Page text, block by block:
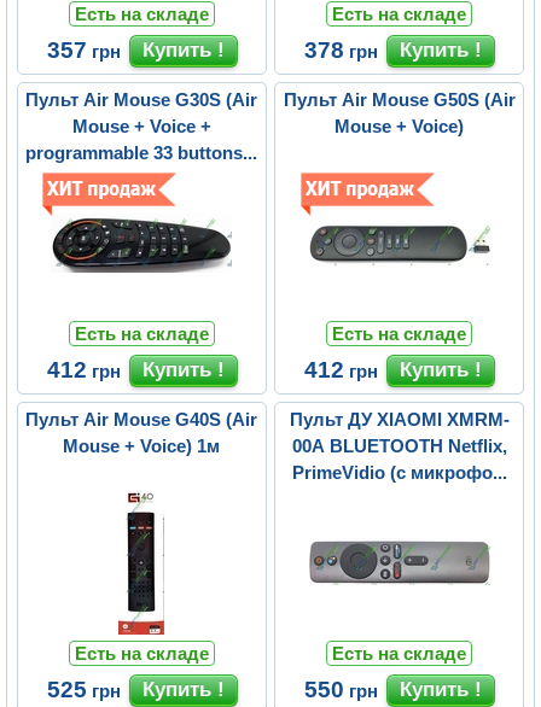
Есть на складе
357 грн
Есть на складе
378 грн
Пульт Air Mouse G30S (Air
Mouse + Voice +
programmable 33 buttons...
Есть на складе
412 грн
Пульт Air Mouse G50S (Air
Mouse + Voice)
Есть на складе
412 грн
Пульт Air Mouse G40S (Air
Mouse + Voice) 1м
Есть на складе
525 грн
Пульт ДУ XIAOMI XMRM-
00A BLUETOOTH Netflix,
PrimeVidio (с микрофо...
Есть на складе
550 грн